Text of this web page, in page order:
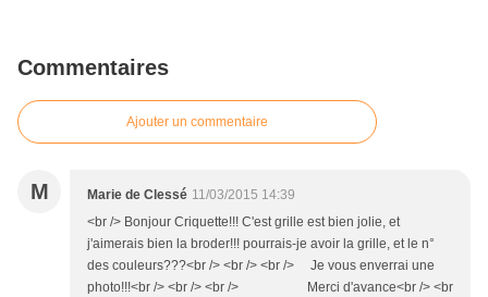
Commentaires
Ajouter un commentaire
M Marie de Clessé 11/03/2015 14:39
<br /> Bonjour Criquette!!! C'est grille est bien jolie, et
j'aimerais bien la broder!!! pourrais-je avoir la grille, et le n°
des couleurs???<br /> <br /> <br /> Je vous enverrai une
photo!!!<br /> <br /> <br /> Merci d'avance<br /> <br